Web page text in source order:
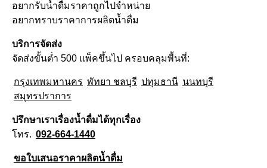
อยากรับน้ำดื่มราคาถูกไปจำหน่าย
อยากทราบราคาการผลิตน้ำดื่ม
บริการจัดส่ง
จัดส่งขั้นต่ำ 500 แพ็คขึ้นไป ครอบคลุมพื้นที่:
กรุงเทพมหานคร พัทยา ชลบุรี ปทุมธานี นนทบุรี
สมุทรปราการ
ปรึกษาเราเรื่องน้ำดื่มได้ทุกเรื่อง
โทร. 092-664-1440
ขอใบเสนอราคาผลิตน้ำดื่ม